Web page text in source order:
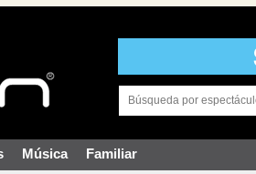
Música Familiar